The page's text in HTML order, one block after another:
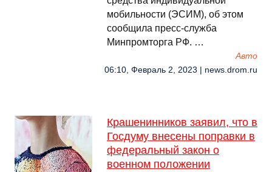
мобильности (ЭСИМ), об этом
сообщила пресс-служба
Минпромторга РФ. …
Авто
06:10, Февраль 2, 2023 | news.drom.ru
Крашенинников заявил, что в
Госдуму внесены поправки в
федеральный закон о
военном положении